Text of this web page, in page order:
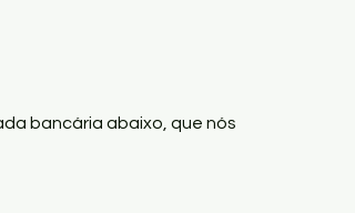
bancária abaixo, que nós